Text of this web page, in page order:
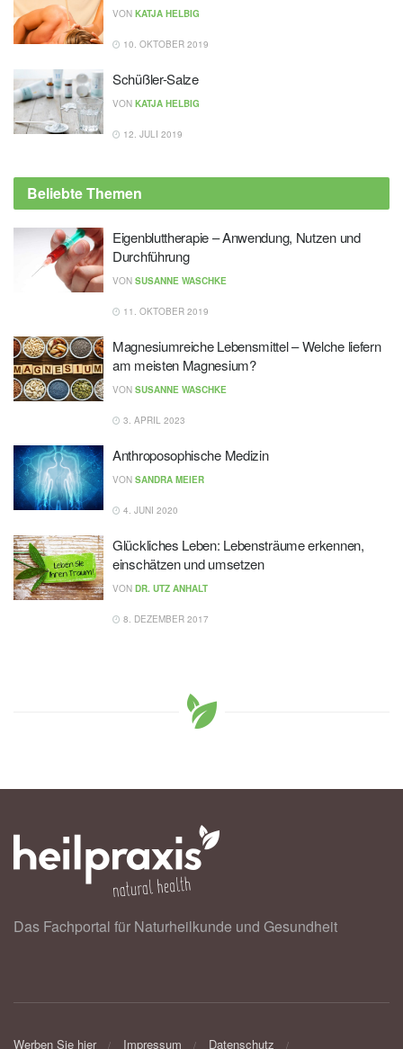
VON KATJA HELBIG
10. OKTOBER 2019
Schüßler-Salze
VON KATJA HELBIG
12. JULI 2019
Beliebte Themen
Eigenbluttherapie – Anwendung, Nutzen und
Durchführung
VON SUSANNE WASCHKE
11. OKTOBER 2019
Magnesiumreiche Lebensmittel – Welche liefern
am meisten Magnesium?
VON SUSANNE WASCHKE
3. APRIL 2023
Anthroposophische Medizin
VON SANDRA MEIER
4. JUNI 2020
Glückliches Leben: Lebensträume erkennen,
einschätzen und umsetzen
VON DR. UTZ ANHALT
8. DEZEMBER 2017
Das Fachportal für Naturheilkunde und Gesundheit
Werben Sie hier Impressum Datenschutz